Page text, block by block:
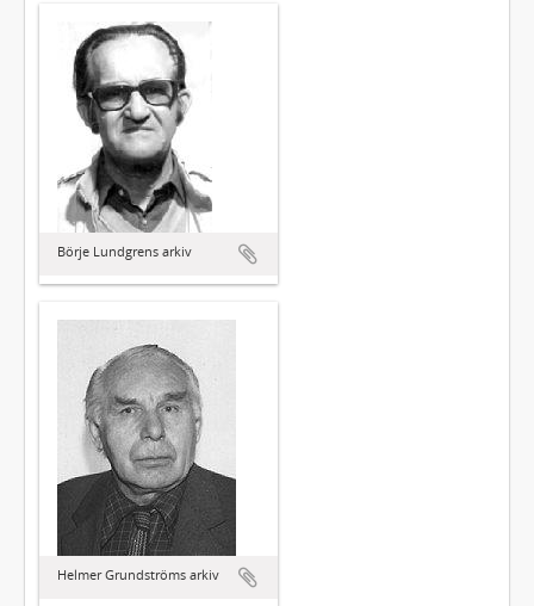
Börje Lundgrens arkiv
Helmer Grundströms arkiv